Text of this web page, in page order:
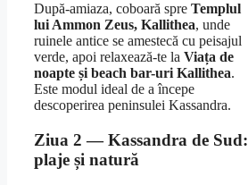
După-amiaza, coboară spre Templul
lui Ammon Zeus, Kallithea, unde
ruinele antice se amestecă cu peisajul
verde, apoi relaxează-te la Viața de
noapte și beach bar-uri Kallithea.
Este modul ideal de a începe
descoperirea peninsulei Kassandra.
Ziua 2 — Kassandra de Sud:
plaje și natură